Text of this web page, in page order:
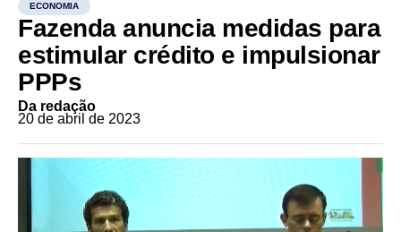
ECONOMIA
Fazenda anuncia medidas para
estimular crédito e impulsionar
PPPs
Da redação
20 de abril de 2023